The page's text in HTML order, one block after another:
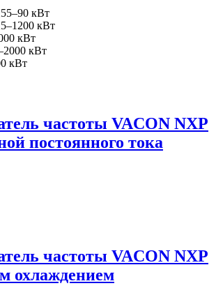
кВт
кВт
кВт
кВт
кВт
частоты VACON NXP
постоянного тока
частоты VACON NXP
охлаждением